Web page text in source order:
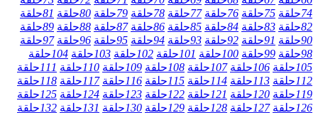
74حلقة 75حلقة 76حلقة 77حلقة 78حلقة 79حلقة 80حلقة 81حلقة
82حلقة 83حلقة 84حلقة 85حلقة 86حلقة 87حلقة 88حلقة 89حلقة
90حلقة 91حلقة 92حلقة 93حلقة 94حلقة 95حلقة 96حلقة 97حلقة
98حلقة 99حلقة 100حلقة 101حلقة 102حلقة 103حلقة 104حلقة
105حلقة 106حلقة 107حلقة 108حلقة 109حلقة 110حلقة 111حلقة
112حلقة 113حلقة 114حلقة 115حلقة 116حلقة 117حلقة 118حلقة
119حلقة 120حلقة 121حلقة 122حلقة 123حلقة 124حلقة 125حلقة
126حلقة 127حلقة 128حلقة 129حلقة 130حلقة 131حلقة 132حلقة